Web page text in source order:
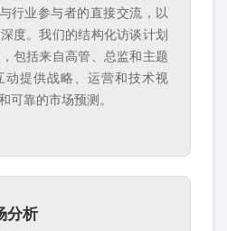
行业参与者的直接交流，以
度。我们的结构化访谈计划
包括来自高管、总监和主题
动提供战略、运营和技术视
可靠的市场预测。
分析